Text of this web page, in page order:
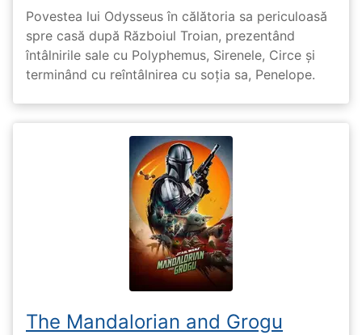
Povestea lui Odysseus în călătoria sa periculoasă
spre casă după Războiul Troian, prezentând
întâlnirile sale cu Polyphemus, Sirenele, Circe și
terminând cu reîntâlnirea cu soția sa, Penelope.
The Mandalorian and Grogu